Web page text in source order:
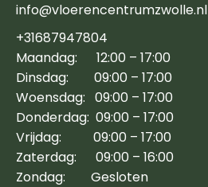
info@vloerencentrumzwolle.nl
+31687947804
Maandag: 12:00 – 17:00
Dinsdag: 09:00 – 17:00
Woensdag: 09:00 – 17:00
Donderdag: 09:00 – 17:00
Vrijdag: 09:00 – 17:00
Zaterdag: 09:00 – 16:00
Zondag: Gesloten